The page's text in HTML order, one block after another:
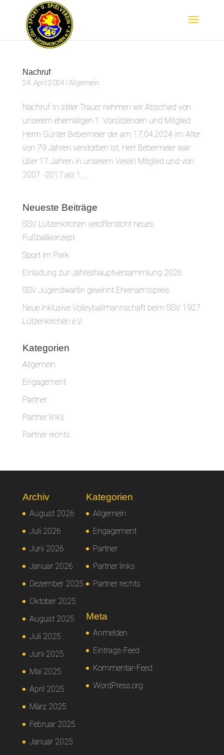
Nachruf
24. April 2024| Allgemein
Nachruf In stiller Trauer nehmen wir Abschied von
unserem ehemaligen 1. Vorsitzenden und Mitglied
Herrn Günter Bebermeier der am 17.04.2024 im Alter
von 79 Jahren verstorben ist. Herr Bebermeier war
über 17 Jahren in unserem Verein Mitglied und von
2007 -2017 als 1....
Neueste Beiträge
SSV Lützenkirchen veröffentlicht neues
Fußballkonzept
Sport im Park
Einladung zur Jahreshauptversammlung 2026
SSV Jugendwartin gewinnt Ehrenamtspreis
Neue inklusive Volleyballmannschaft beim SSV 1927
Lützenkirchen e.V.
Kategorien
Allgemein
Engagement
Partner
Partner links
Partner rechts
Archiv
August 2026
Juli 2026
Juni 2026
Januar 2026
Dezember 2025
Oktober 2025
August 2025
Juli 2025
Juni 2025
Mai 2025
April 2025
März 2025
Februar 2025
Januar 2025
Kategorien
Allgemein
Engagement
Partner
Partner links
Partner rechts
Meta
Anmelden
Eintrags-Feed
Kommentar-Feed
WordPress.org